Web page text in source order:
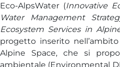
Eco-AlpsWater (Innovative
Water Management
Ecosystem Services in
progetto inserito
Alpine Space, che si
ambientale (Environmental